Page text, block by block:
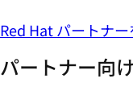
Red Hat パートナ
パートナー向